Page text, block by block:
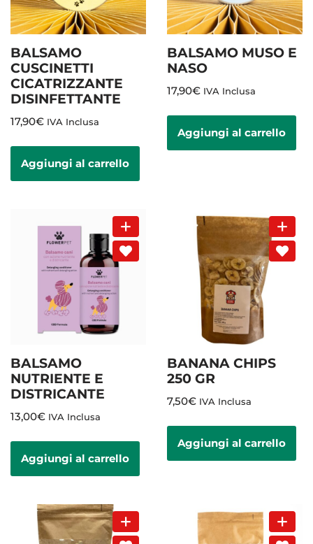
BALSAMO
CUSCINETTI
CICATRIZZANTE
DISINFETTANTE
17,90€ IVA Inclusa
Aggiungi al carrello
BALSAMO MUSO E
NASO
17,90€ IVA Inclusa
Aggiungi al carrello
BALSAMO
NUTRIENTE E
DISTRICANTE
13,00€ IVA Inclusa
Aggiungi al carrello
BANANA CHIPS
250 GR
7,50€ IVA Inclusa
Aggiungi al carrello